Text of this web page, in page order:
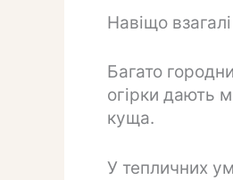
Навіщо
Багато
огірки дають
куща.
У тепличних